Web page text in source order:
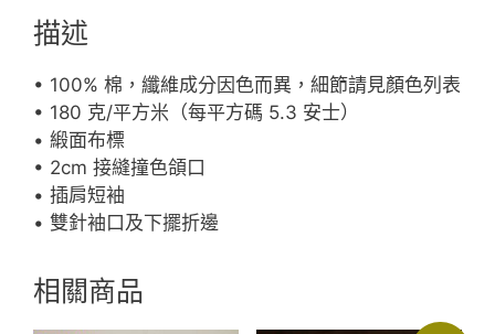
數
量
描述
• 100% 棉，纖維成分因色而異，細節請見顏色列表
• 180 克/平方米（每平方碼 5.3 安士）
• 緞面布標
• 2cm 接縫撞色頜口
• 插肩短袖
• 雙針袖口及下擺折邊
相關商品